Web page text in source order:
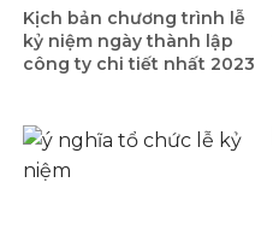
Kịch bản chương trình lễ
kỷ niệm ngày thành lập
công ty chi tiết nhất 2023